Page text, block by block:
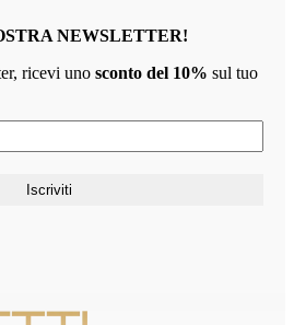
NEWSLETTER!
ricevi uno sconto del 10% sul tuo